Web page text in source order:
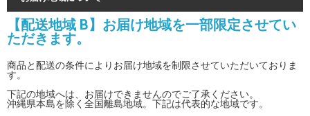
【配送地域 B】お届け地域を一部限定させてい
ただきます。
商品と配送の条件によりお届け地域を制限させていただいておりま
す。
下記の地域へは、お届けできませんのでご了承ください。
沖縄県本島を除く全国離島地域。下記は代表的な地域です。